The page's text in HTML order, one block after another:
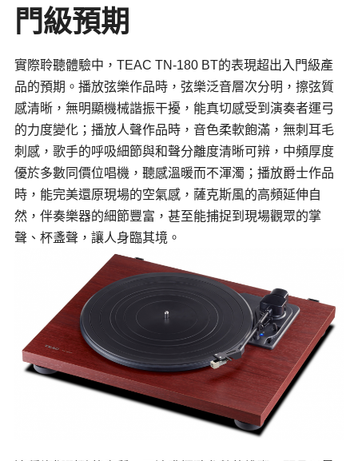
門級預期
實際聆聽體驗中，TEAC TN-180 BT的表現超出入門級產
品的預期。播放弦樂作品時，弦樂泛音層次分明，擦弦質
感清晰，無明顯機械諧振干擾，能真切感受到演奏者運弓
的力度變化；播放人聲作品時，音色柔軟飽滿，無刺耳毛
刺感，歌手的呼吸細節與和聲分離度清晰可辨，中頻厚度
優於多數同價位唱機，聽感溫暖而不渾濁；播放爵士作品
時，能完美還原現場的空氣感，薩克斯風的高頻延伸自
然，伴奏樂器的細節豐富，甚至能捕捉到現場觀眾的掌
聲、杯盞聲，讓人身臨其境。